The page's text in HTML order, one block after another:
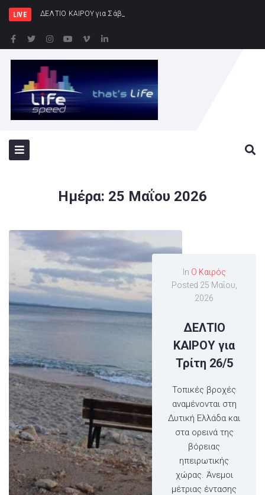
LIVE ΔΕΛΤΙΟ ΚΑΙΡΟΥ για Σάββατο 8/8
Ημέρα: 25 Μαΐου 2026
In Ο Καιρός
Posted 25 Μαΐου,
2026
ΔΕΛΤΙΟ
ΚΑΙΡΟΥ για
Τρίτη 26/5
Τοπικές βροχές
αναμένονται στη
Δυτική Ελλάδα και
στα ορεινά της
βόρειας
ηπειρωτικής
χώρας. Άνεμοι
μέτριας έντασης